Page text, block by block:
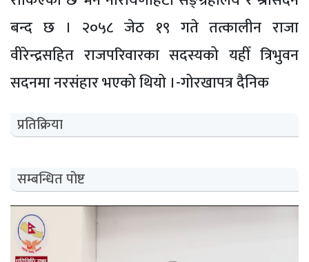
बन्द छ । २०५८ जेठ १९ गते तत्कालीन राजा
वीरेन्द्रसहित राजपरिवारका सदस्यको यहीँ त्रिभुवन
सदनमा नरसंहार भएको थियो ।-गोरखापत्र दैनिक
प्रतिक्रिया
सम्बन्धित पोष्ट